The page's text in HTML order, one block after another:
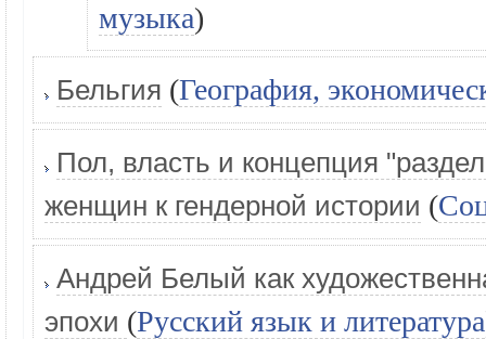
музыка)
Бельгия (География,
Пол, власть и концепция
женщин к гендерной истории (
Андрей Белый как
эпохи (Русский язык и литература